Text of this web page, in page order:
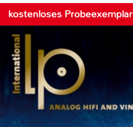
kostenloses Probeexemplar